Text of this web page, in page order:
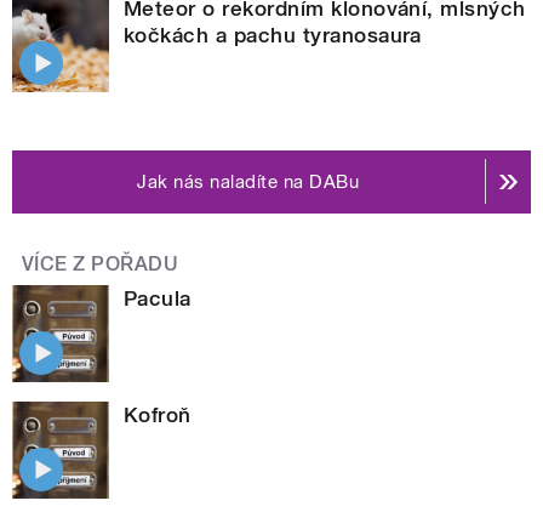
Meteor o rekordním klonování, mlsných
kočkách a pachu tyranosaura
Jak nás naladíte na DABu
VÍCE Z POŘADU
Pacula
Kofroň